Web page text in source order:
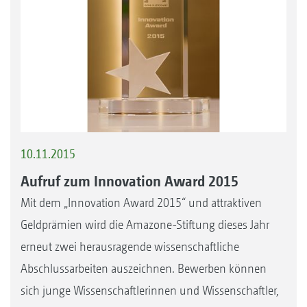
10.11.2015
Aufruf zum Innovation Award 2015
Mit dem „Innovation Award 2015“ und attraktiven
Geldprämien wird die Amazone-Stiftung dieses Jahr
erneut zwei herausragende wissenschaftliche
Abschlussarbeiten auszeichnen. Bewerben können
sich junge Wissenschaftlerinnen und Wissenschaftler,